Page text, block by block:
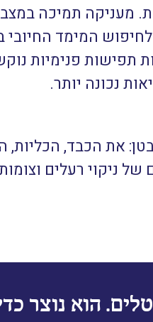
מעניקה תמיכה
המימד
תפישות פנימיות
נכונה יותר.
את הכבד,
ניקוי רעלים
הוא נוצר